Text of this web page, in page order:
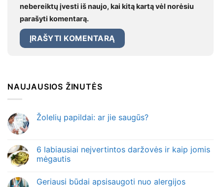
nebereiktų įvesti iš naujo, kai kitą kartą vėl norėsiu
parašyti komentarą.
NAUJAUSIOS ŽINUTĖS
Žolelių papildai: ar jie saugūs?
6 labiausiai neįvertintos daržovės ir kaip jomis
mėgautis
Geriausi būdai apsisaugoti nuo alergijos